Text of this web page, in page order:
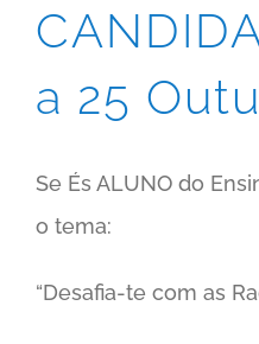
a 25
Se És ALUNO do
o tema:
“Desafia-te com as